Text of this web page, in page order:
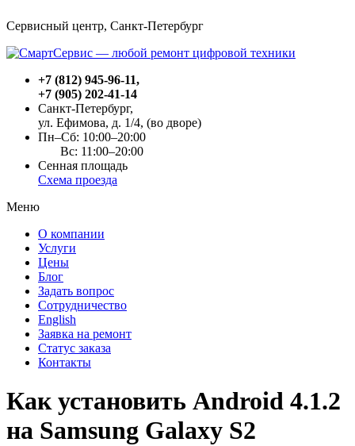
Сервисный центр, Cанкт-Петербург
+7 (812) 945-96-11,
+7 (905) 202-41-14
Санкт-Петербург,
ул. Ефимова, д. 1/4, (во дворе)
Пн–Сб: 10:00–20:00
Вс: 11:00–20:00
Сенная площадь
Схема проезда
Меню
О компании
Услуги
Цены
Блог
Задать вопрос
Сотрудничество
English
Заявка на ремонт
Статус заказа
Контакты
Как установить Android 4.1.2
на Samsung Galaxy S2